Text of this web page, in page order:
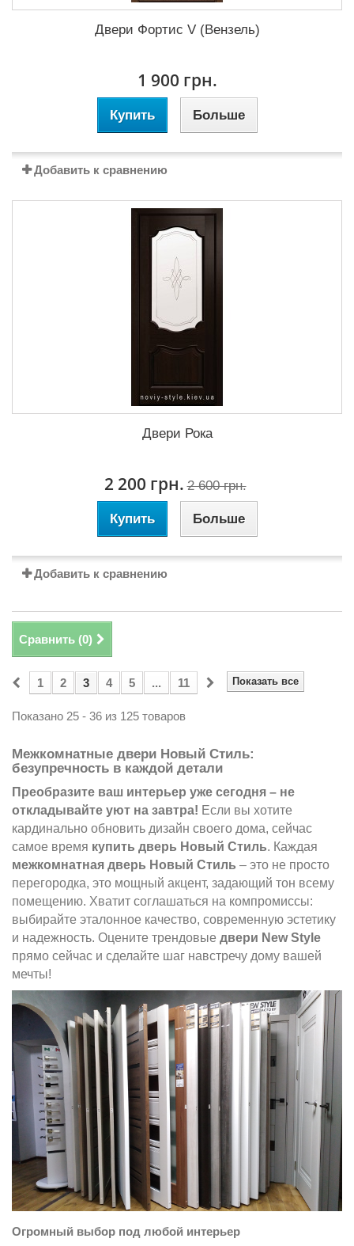
Двери Фортис V (Вензель)
1 900 грн.
Купить Больше
Добавить к сравнению
Двери Рока
2 200 грн. 2 600 грн.
Купить Больше
Добавить к сравнению
Сравнить (0)
Показать все
1 2 3 4 5 ... 11
Показано 25 - 36 из 125 товаров
Межкомнатные двери Новый Стиль:
безупречность в каждой детали
Преобразите ваш интерьер уже сегодня – не
откладывайте уют на завтра! Если вы хотите
кардинально обновить дизайн своего дома, сейчас
самое время купить дверь Новый Стиль. Каждая
межкомнатная дверь Новый Стиль – это не просто
перегородка, это мощный акцент, задающий тон всему
помещению. Хватит соглашаться на компромиссы:
выбирайте эталонное качество, современную эстетику
и надежность. Оцените трендовые двери New Style
прямо сейчас и сделайте шаг навстречу дому вашей
мечты!
Огромный выбор под любой интерьер